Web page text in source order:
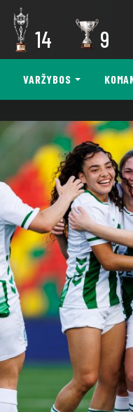
14 9
VARŽYBOS